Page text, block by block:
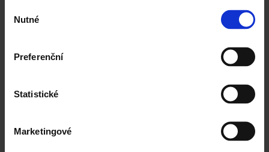
souhlasu
Nutné
Preferenční
Statistické
Marketingové